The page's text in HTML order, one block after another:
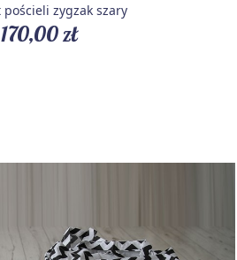
pościeli zygzak szary
170,00 zł